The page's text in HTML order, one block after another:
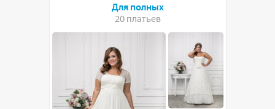
Для полных
20 платьев